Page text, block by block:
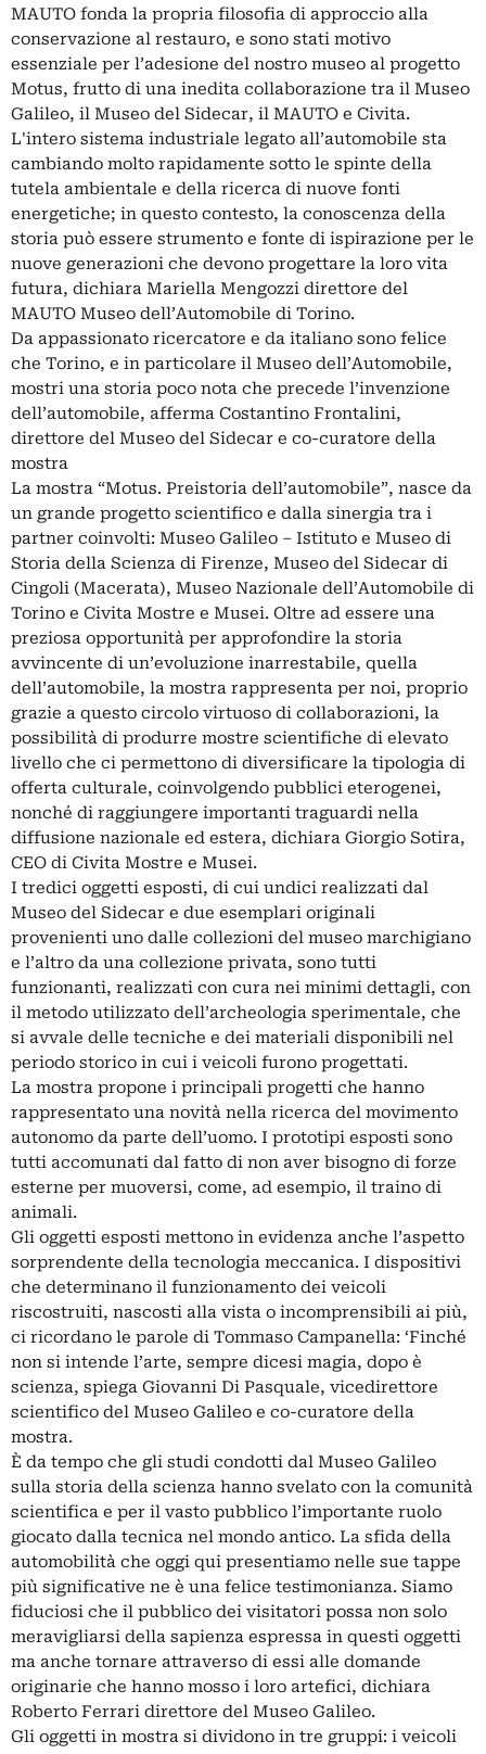
MAUTO fonda la propria filosofia di approccio alla
conservazione al restauro, e sono stati motivo
essenziale per l’adesione del nostro museo al progetto
Motus, frutto di una inedita collaborazione tra il Museo
Galileo, il Museo del Sidecar, il MAUTO e Civita.
L'intero sistema industriale legato all’automobile sta
cambiando molto rapidamente sotto le spinte della
tutela ambientale e della ricerca di nuove fonti
energetiche; in questo contesto, la conoscenza della
storia può essere strumento e fonte di ispirazione per le
nuove generazioni che devono progettare la loro vita
futura, dichiara Mariella Mengozzi direttore del
MAUTO Museo dell’Automobile di Torino.
Da appassionato ricercatore e da italiano sono felice
che Torino, e in particolare il Museo dell’Automobile,
mostri una storia poco nota che precede l’invenzione
dell’automobile, afferma Costantino Frontalini,
direttore del Museo del Sidecar e co-curatore della
mostra
La mostra “Motus. Preistoria dell’automobile”, nasce da
un grande progetto scientifico e dalla sinergia tra i
partner coinvolti: Museo Galileo – Istituto e Museo di
Storia della Scienza di Firenze, Museo del Sidecar di
Cingoli (Macerata), Museo Nazionale dell’Automobile di
Torino e Civita Mostre e Musei. Oltre ad essere una
preziosa opportunità per approfondire la storia
avvincente di un’evoluzione inarrestabile, quella
dell’automobile, la mostra rappresenta per noi, proprio
grazie a questo circolo virtuoso di collaborazioni, la
possibilità di produrre mostre scientifiche di elevato
livello che ci permettono di diversificare la tipologia di
offerta culturale, coinvolgendo pubblici eterogenei,
nonché di raggiungere importanti traguardi nella
diffusione nazionale ed estera, dichiara Giorgio Sotira,
CEO di Civita Mostre e Musei.
I tredici oggetti esposti, di cui undici realizzati dal
Museo del Sidecar e due esemplari originali
provenienti uno dalle collezioni del museo marchigiano
e l’altro da una collezione privata, sono tutti
funzionanti, realizzati con cura nei minimi dettagli, con
il metodo utilizzato dell’archeologia sperimentale, che
si avvale delle tecniche e dei materiali disponibili nel
periodo storico in cui i veicoli furono progettati.
La mostra propone i principali progetti che hanno
rappresentato una novità nella ricerca del movimento
autonomo da parte dell’uomo. I prototipi esposti sono
tutti accomunati dal fatto di non aver bisogno di forze
esterne per muoversi, come, ad esempio, il traino di
animali.
Gli oggetti esposti mettono in evidenza anche l’aspetto
sorprendente della tecnologia meccanica. I dispositivi
che determinano il funzionamento dei veicoli
riscostruiti, nascosti alla vista o incomprensibili ai più,
ci ricordano le parole di Tommaso Campanella: ‘Finché
non si intende l’arte, sempre dicesi magia, dopo è
scienza, spiega Giovanni Di Pasquale, vicedirettore
scientifico del Museo Galileo e co-curatore della
mostra.
È da tempo che gli studi condotti dal Museo Galileo
sulla storia della scienza hanno svelato con la comunità
scientifica e per il vasto pubblico l’importante ruolo
giocato dalla tecnica nel mondo antico. La sfida della
automobilità che oggi qui presentiamo nelle sue tappe
più significative ne è una felice testimonianza. Siamo
fiduciosi che il pubblico dei visitatori possa non solo
meravigliarsi della sapienza espressa in questi oggetti
ma anche tornare attraverso di essi alle domande
originarie che hanno mosso i loro artefici, dichiara
Roberto Ferrari direttore del Museo Galileo.
Gli oggetti in mostra si dividono in tre gruppi: i veicoli